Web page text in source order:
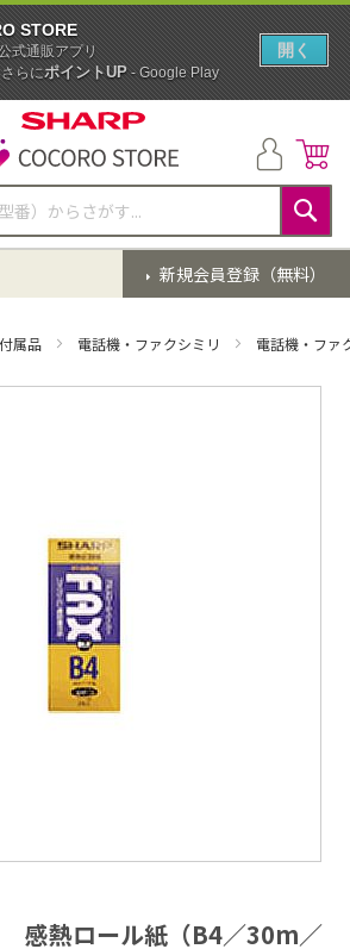
検
索
新規会員登録（無料）
属品 電話機・ファクシミリ 電話機・ファ
感熱ロール紙（B4／30m／
STORE
式通販アプリ
らにポイントUP- Google Play
開く